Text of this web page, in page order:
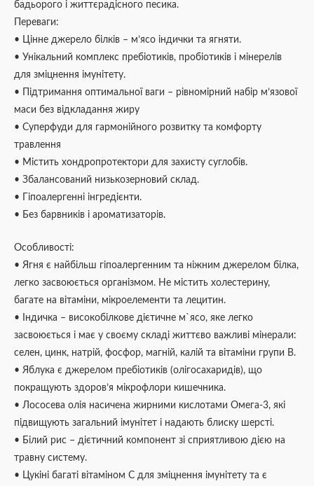
бадьорого і життєрадісного песика.
Переваги:
• Цінне джерело білків – м’ясо індички та ягняти.
• Унікальний комплекс пребіотиків, пробіотиків і мінерелів
для зміцнення імунітету.
• Підтримання оптимальної ваги – рівномірний набір м’язової
маси без відкладання жиру
• Суперфуди для гармонійного розвитку та комфорту
травлення
• Містить хондропротектори для захисту суглобів.
• Збалансований низькозерновий склад.
• Гіпоалергенні інгредієнти.
• Без барвників і ароматизаторів.
Особливості:
• Ягня є найбільш гіпоалергенним та ніжним джерелом білка,
легко засвоюється організмом. Не містить холестерину,
багате на вітаміни, мікроелементи та лецитин.
• Індичка – високобілкове дієтичне м`ясо, яке легко
засвоюється і має у своєму складі життєво важливі мінерали:
селен, цинк, натрій, фосфор, магній, калій та вітаміни групи B.
• Яблука є джерелом пребіотиків (олігосахаридів), що
покращують здоров’я мікрофлори кишечника.
• Лососева олія насичена жирними кислотами Омега-3, які
підвищують загальний імунітет і надають блиску шерсті.
• Білий рис – дієтичний компонент зі сприятливою дією на
травну систему.
• Цукіні багаті вітаміном С для зміцнення імунітету та є